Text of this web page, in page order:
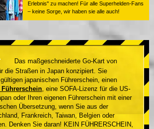
Erlebnis" zu machen! Für alle Superhelden-Fans
– keine Sorge, wir haben sie alle auch!
Das maßgeschneiderte Go-Kart von
die Straßen in Japan konzipiert. Sie
japanischen Führerschein, einen
, eine SOFA-Lizenz für die US-
oder Ihren eigenen Führerschein mit einer
Übersetzung, wenn Sie aus der
Frankreich, Taiwan, Belgien oder
Denken Sie daran! KEIN FÜHRERSCHEIN,